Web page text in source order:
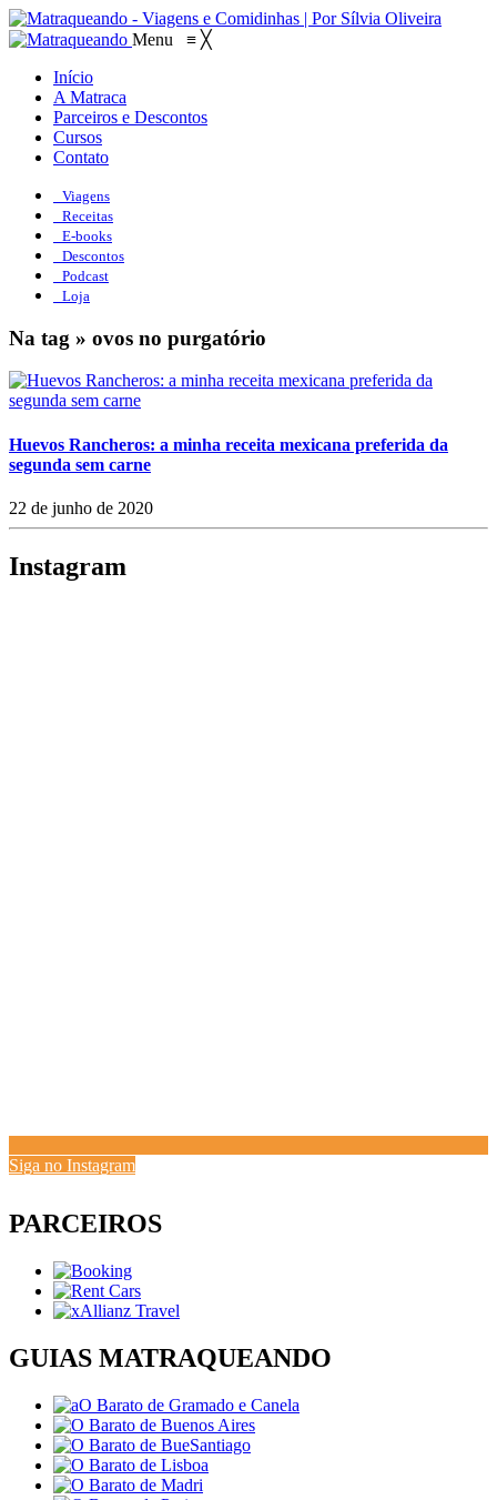
Menu ≡ ╳
Início
A Matraca
Parceiros e Descontos
Cursos
Contato
Viagens
Receitas
E-books
Descontos
Podcast
Loja
Na tag » ovos no purgatório
Huevos Rancheros: a minha receita mexicana preferida da
segunda sem carne
22 de junho de 2020
Instagram
Siga no Instagram
PARCEIROS
GUIAS MATRAQUEANDO